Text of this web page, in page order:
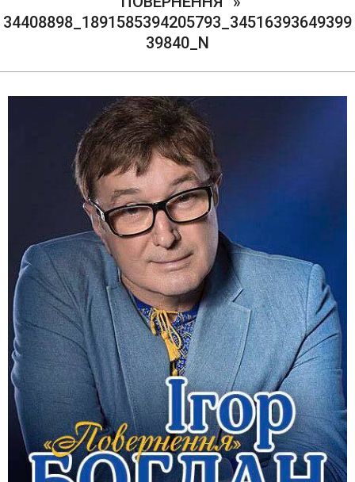
34408898_1891585394205793_34516393649399
39840_N